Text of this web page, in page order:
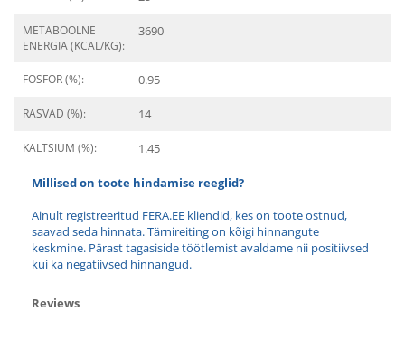
METABOOLNE
ENERGIA (KCAL/KG):
3690
FOSFOR (%): 0.95
RASVAD (%): 14
KALTSIUM (%): 1.45
Millised on toote hindamise reeglid?
Ainult registreeritud FERA.EE kliendid, kes on toote ostnud,
saavad seda hinnata. Tärnireiting on kõigi hinnangute
keskmine. Pärast tagasiside töötlemist avaldame nii positiivsed
kui ka negatiivsed hinnangud.
Reviews